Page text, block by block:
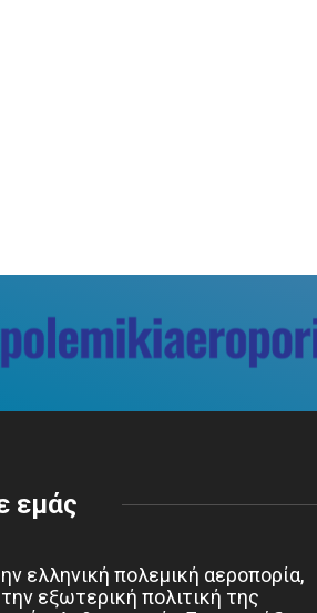
εμάς
ελληνική πολεμική αεροπορία,
εξωτερική πολιτική της